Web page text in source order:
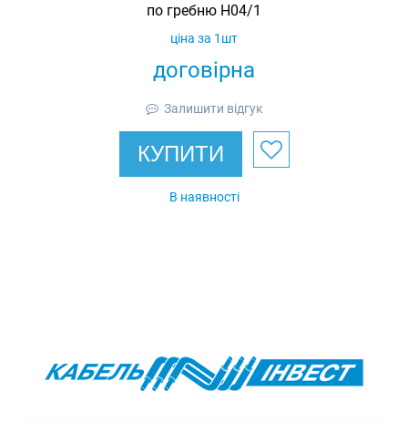
по гребню H04/1
договірна
ціна за 1шт
Залишити відгук
КУПИТИ
В наявності